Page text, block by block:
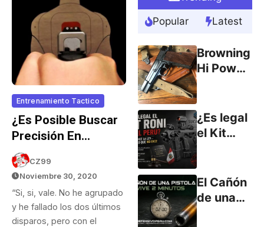
Entrenamiento Tactico
¿Es Posible Buscar
Precisión En
Condiciones De
Estrés?
CZ99
Noviembre 30, 2020
“Si, si, vale. No he agrupado
y he fallado los dos últimos
disparos, pero con el
Popular Latest
Browning
Hi Power
¿Es legal
el Kit
Lo que
dice la
El Cañón
de una